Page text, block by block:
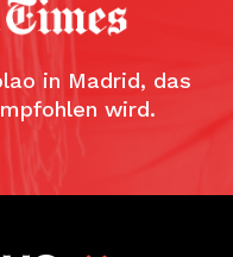
in Madrid, das
wird.